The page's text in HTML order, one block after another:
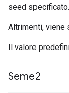
seed specificato.
Altrimenti, viene
Il valore
Seme2